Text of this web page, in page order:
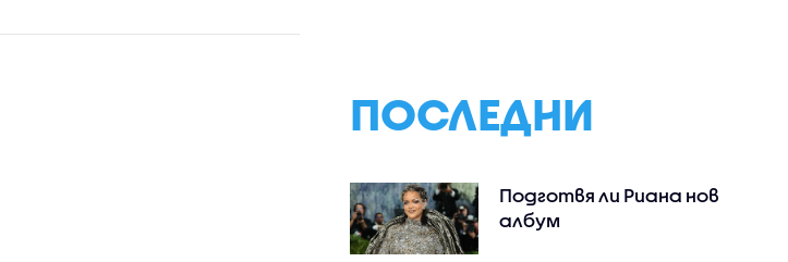
ПОСЛЕДНИ
Подготвя ли Риана нов
албум